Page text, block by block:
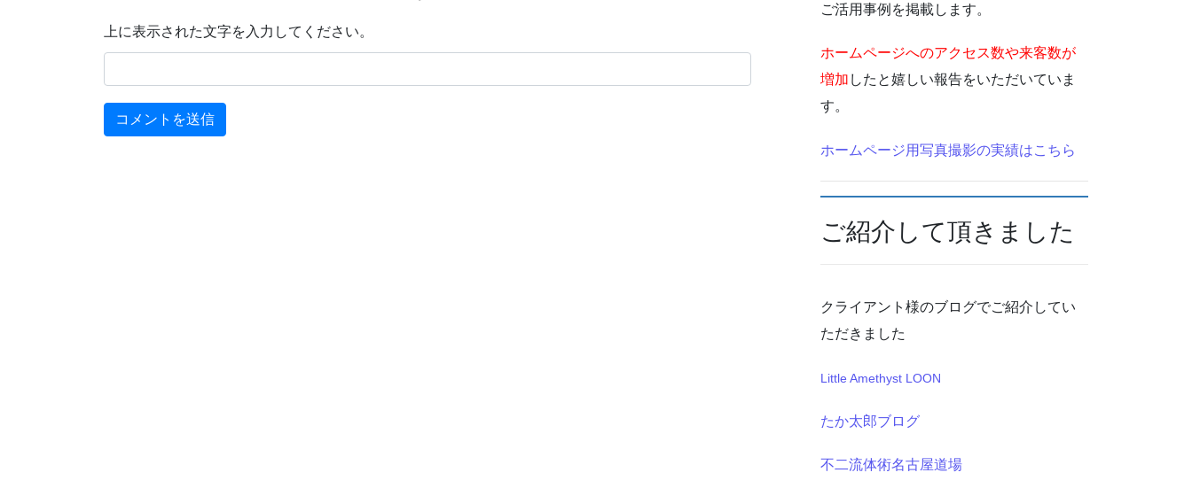
上に表示された文字を入力してください。
ご活用事例を掲載します。
ホームページへのアクセス数や来客数が
増加 したと嬉しい報告をいただいていま
す。
ホームページ用写真撮影の実績はこちら
ご紹介して頂きました
クライアント様のブログでご紹介してい
ただきました
Little Amethyst LOON
たか太郎ブログ
不二流体術名古屋道場